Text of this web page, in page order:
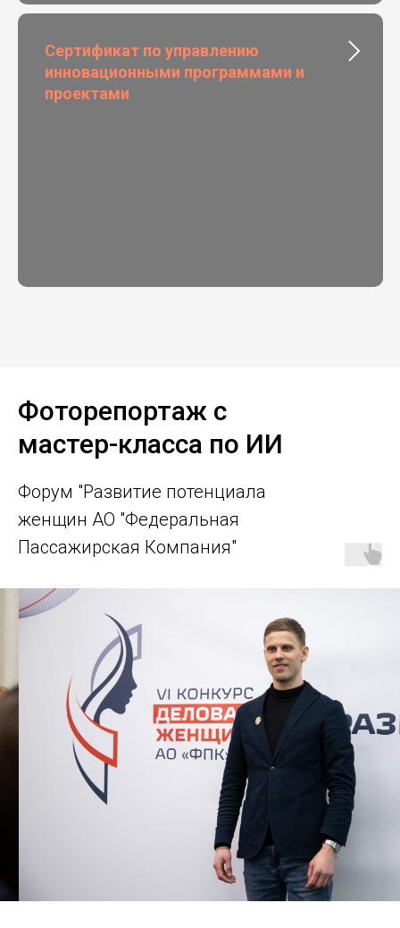
Сертификат по управлению
инновационными программами и
проектами
Фоторепортаж с
мастер-класса по ИИ
Форум "Развитие потенциала
женщин АО "Федеральная
Пассажирская Компания"